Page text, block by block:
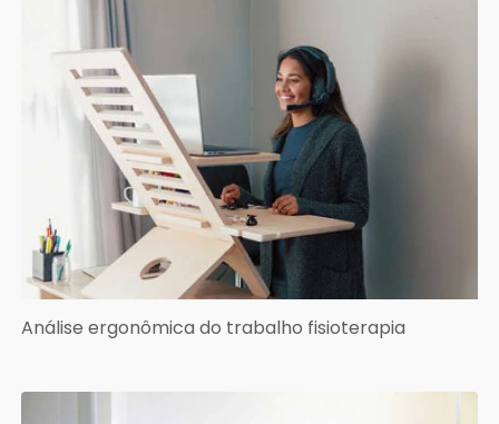
Análise ergonômica do trabalho fisioterapia